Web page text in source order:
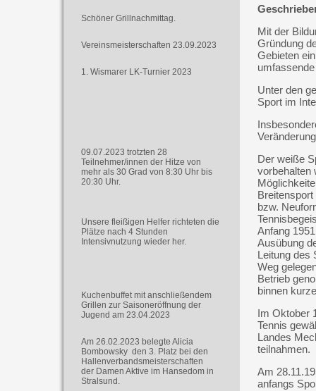
Schöner Grillnachmittag.
Vereinsmeisterschaften 23.09.2023
1. Wismarer LK-Turnier 2023
09.07.2023 trotzten 28
Teilnehmer/innen der Hitze von
mehr als 30 Grad von 8:30 Uhr bis
20:30 Uhr.
Unsere fleißigen Helfer richteten die
Plätze nach 4 Stunden
Intensivnutzung wieder her.
Kuchenbuffet mit anschließendem
Grillen zur Saisoneröffnung der
Jugend am 23.04.2023
Am 26.02.2023 belegte Alicia
Bombowsky den 3. Platz bei den
Hallenverbandsmeisterschaften
der Damen Aktive im Hansedom in
Stralsund.
Mit der
Gründung
Gebieten
Unter den
Sport im
Der weiße
vorbehalten
bzw.
Anfang
Ausübung
Leitung des
Weg
Betrieb
binnen
Im Oktober
Tennis
Landes
teilnahmen.
Am
anfangs